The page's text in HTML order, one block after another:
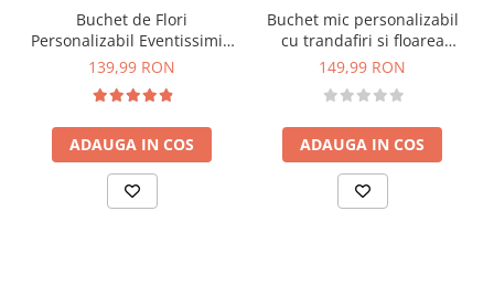
Buchet de Flori
Personalizabil Eventissimi -
Plante Uscate, Mic,
139,99 RON
ADAUGA IN COS
Buchet mic personalizabil
cu trandafiri si floarea
miresei (Rosu, Multicolor)
149,99 RON
ADAUGA IN COS